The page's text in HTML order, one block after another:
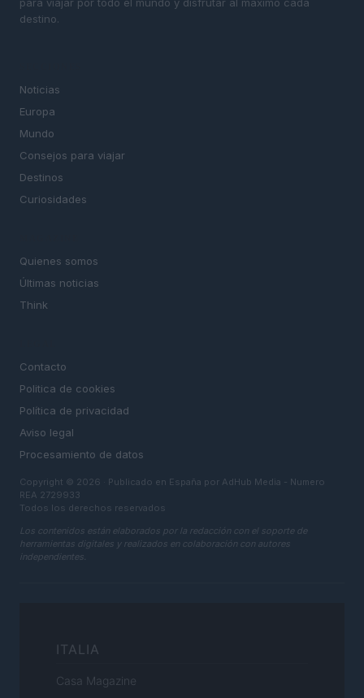
destino.
Noticias
Europa
Mundo
Consejos para viajar
Destinos
Curiosidades
Quienes somos
Últimas noticias
Think
Contacto
Politica de cookies
Política de privacidad
Aviso legal
Procesamiento de datos
Copyright © 2026 · Publicado en España por AdHub Media - Numero
REA 2729933
Todos los derechos reservados
Los contenidos están elaborados por la redacción con el soporte de
herramientas digitales y realizados en colaboración con autores
independientes.
ITALIA
Casa Magazine